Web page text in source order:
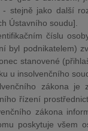
- stejně jako další
Ústavního soudu].
číslu
byl podnikatelem)
stanovené
u insolvenčního
zákona je
řízení
zákona
poskytuje všem